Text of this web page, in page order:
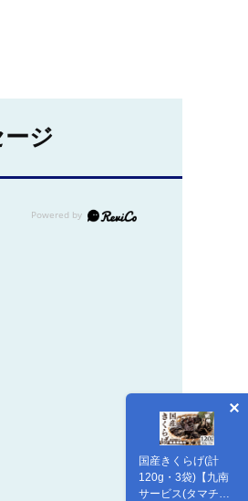
国産きくらげ(計
120g・3袋)【九南
サービス(タマチャ
ジ